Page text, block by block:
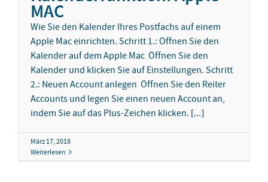
MAC
Wie Sie den Kalender Ihres Postfachs auf einem
Apple Mac einrichten. Schritt 1.: Öffnen Sie den
Kalender auf dem Apple Mac Öffnen Sie den
Kalender und klicken Sie auf Einstellungen. Schritt
2.: Neuen Account anlegen Öffnen Sie den Reiter
Accounts und legen Sie einen neuen Account an,
indem Sie auf das Plus-Zeichen klicken. [...]
März 17, 2018
Weiterlesen